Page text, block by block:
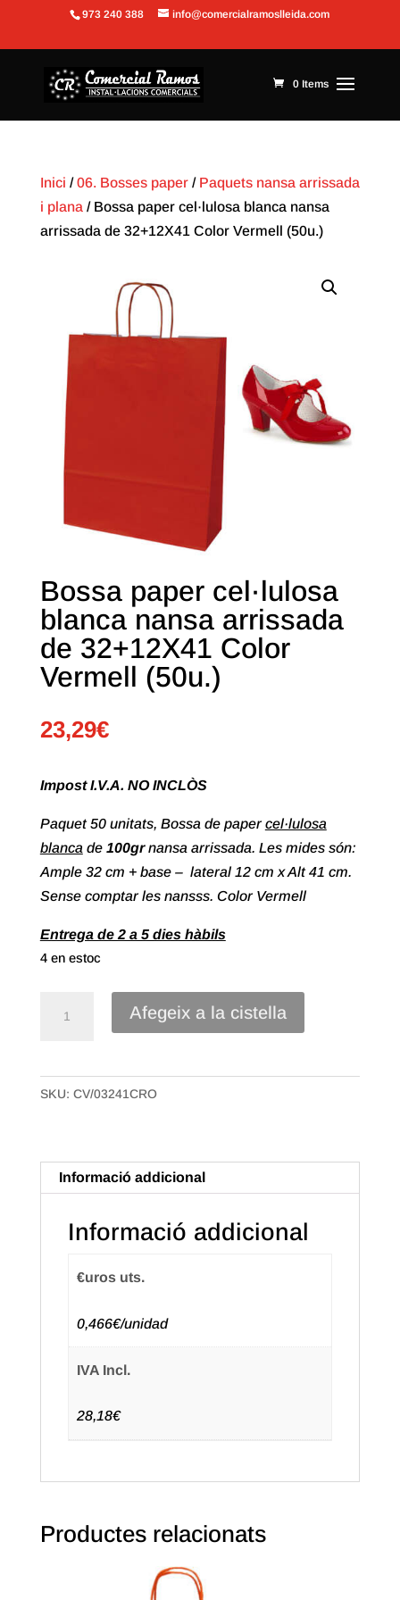
Obre la barra d'eines
973 240 388 info@comercialramoslleida.com
0 Items
Inici /06. Bosses paper/ Paquets nansa arrissada
i plana / Bossa paper cel·lulosa blanca nansa
arrissada de 32+12X41 Color Vermell (50u.)
Bossa paper cel·lulosa
blanca nansa arrissada
de 32+12X41 Color
Vermell (50u.)
23,29€
Impost I.V.A. NO INCLÒS
Paquet 50 unitats, Bossa de paper cel·lulosa
blanca de 100grnansa arrissada. Les mides són:
Ample 32 cm + base – lateral 12 cm x Alt 41 cm.
Sense comptar les nansss. Color Vermell
Entrega de 2 a 5 dies hàbils
4 en estoc
paper
cel·lulosa
arrissada
de
32+12X41
Color
Afegeix a la cistella
SKU: CV/03241CRO
Informació addicional
Informació addicional
€uros uts.
0,466€/unidad
IVA Incl.
28,18€
Productes relacionats